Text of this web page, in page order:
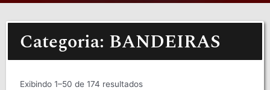
Categoria: BANDEIRAS
Exibindo 1–50 de 174 resultados